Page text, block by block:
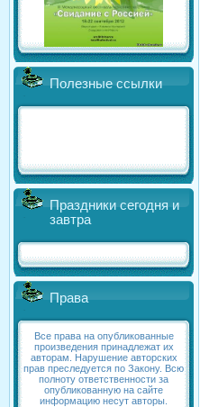
Полезные ссылки
Праздники сегодня и
завтра
Права
Все права на опубликованные
произведения принадлежат их
авторам. Нарушение авторских
прав преследуется по Закону. Всю
полноту ответственности за
опубликованную на сайте
информацию несут авторы.